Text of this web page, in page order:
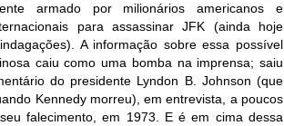
armado por milionários americanos e
para assassinar JFK (ainda hoje
A informação sobre essa possível
caiu como uma bomba na imprensa; saiu
do presidente Lyndon B. Johnson (que
Kennedy morreu), em entrevista, a poucos
falecimento, em 1973. E é em cima dessa